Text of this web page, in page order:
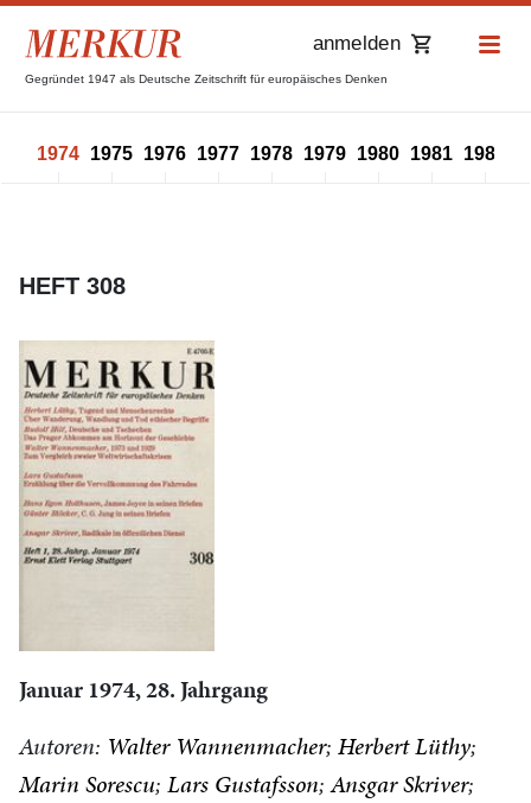
Gegründet 1947 als Deutsche Zeitschrift für europäisches Denken
anmelden
1974 1975 1976 1977 1978 1979 1980 1981 1982
HEFT 308
Januar 1974, 28. Jahrgang
Autoren: Walter Wannenmacher Herbert Lüthy
Marin Sorescu Lars Gustafsson Ansgar Skriver